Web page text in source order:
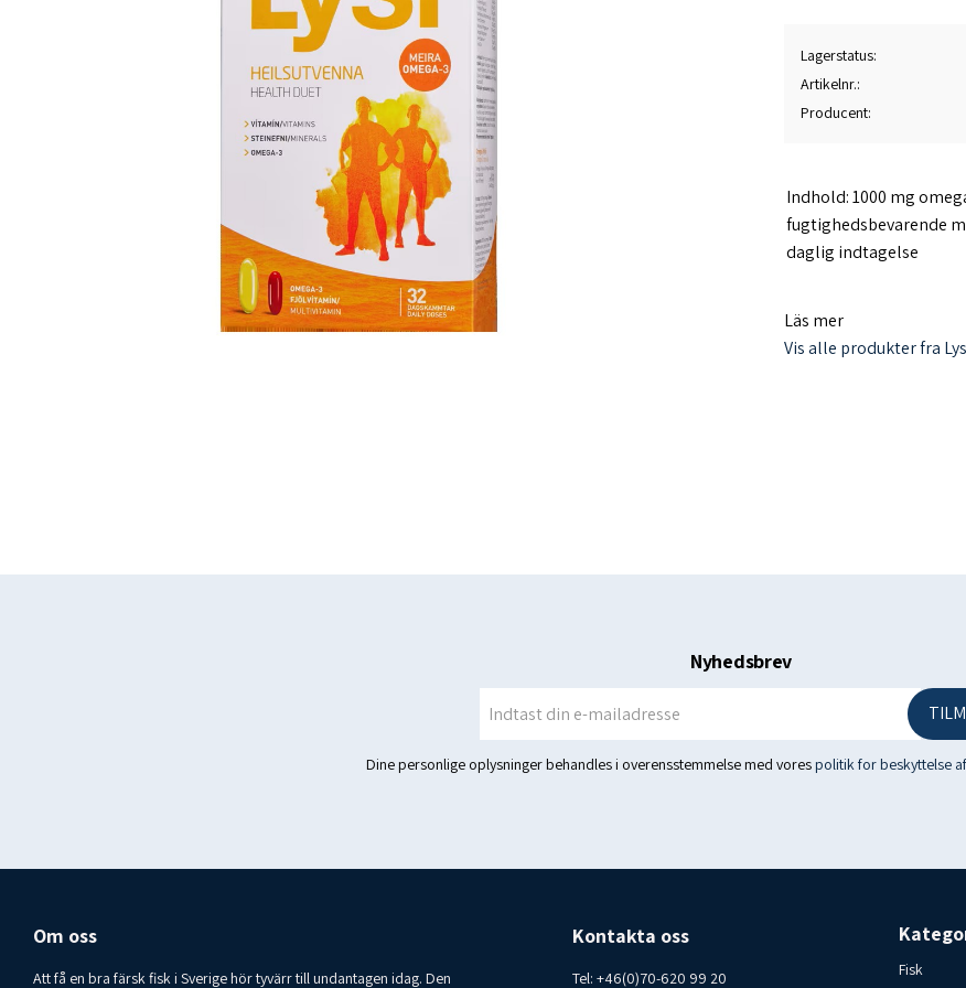
Lagerstatus
Artikelnr.
Producent
Indhold: 1000 mg
fugtighedsbevarende
daglig indtagelse
Næringsværdi
Oprindelsesland:
Läs mer
Vis alle produkter fra
Nyhedsbrev
Dine personlige oplysninger behandles i overensstemmelse med vorespolitik for beskyttelse
Om oss
Att få en bra färsk fisk i Sverige hör tyvärr till undantagen idag. Den
Kontakta oss
Tel: +46(0)70-620 99 20 Fisk